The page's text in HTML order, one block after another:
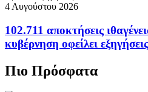
4 Αυγούστου 2026
102.711 αποκτήσεις
κυβέρνηση οφείλει εξηγήσεις
Πιο Πρόσφατα